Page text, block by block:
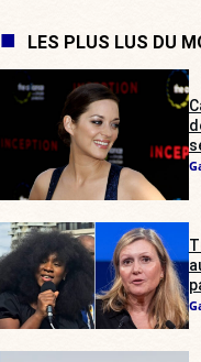
LES PLUS LUS DU